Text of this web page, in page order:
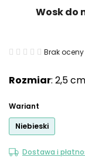
Rozmiar: 2,5 cm
Wariant
Niebieski
Dostawa i
Wosk do
Średnia
produktu
0,0
na
Brak oceny